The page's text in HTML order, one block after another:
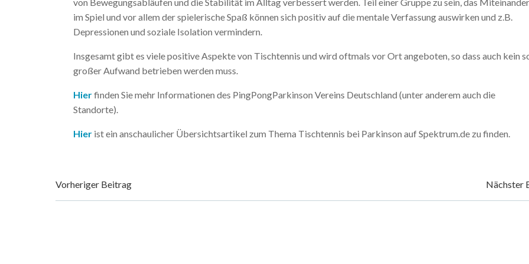
im Spiel und vor allem der spielerische Spaß können sich positiv auf die mentale Verfassung auswirken und z.B.
Depressionen und soziale Isolation vermindern.
Insgesamt gibt es viele positive Aspekte von Tischtennis und wird oftmals vor Ort angeboten, so dass auch kein
großer Aufwand betrieben werden muss.
Hierfinden Sie mehr Informationen des PingPongParkinson Vereins Deutschland (unter anderem auch die
Standorte).
Hier ist ein anschaulicher Übersichtsartikel zum Thema Tischtennis bei Parkinson auf Spektrum.de zu finden.
Beitragsnavigation
Vorheriger Beitrag Beitragsnavigation
Nächster